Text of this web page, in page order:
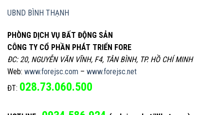
UBND BÌNH THẠNH
PHÒNG DỊCH VỤ BẤT ĐỘNG SẢN
CÔNG TY CỔ PHẦN PHÁT TRIỂN FORE
ĐC: 20, NGUYỄN VĂN VĨNH, F4, TÂN BÌNH, TP. HỒ CHÍ MINH
Web: www.forejsc.com – www.forejsc.net
ĐT: 028.73.060.500